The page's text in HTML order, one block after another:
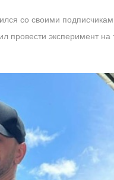
со своими
эксперимент на